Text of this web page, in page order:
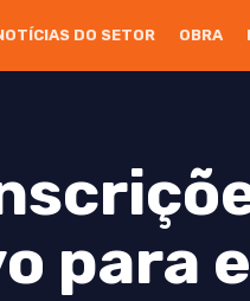
DO SETOR OBRA
para